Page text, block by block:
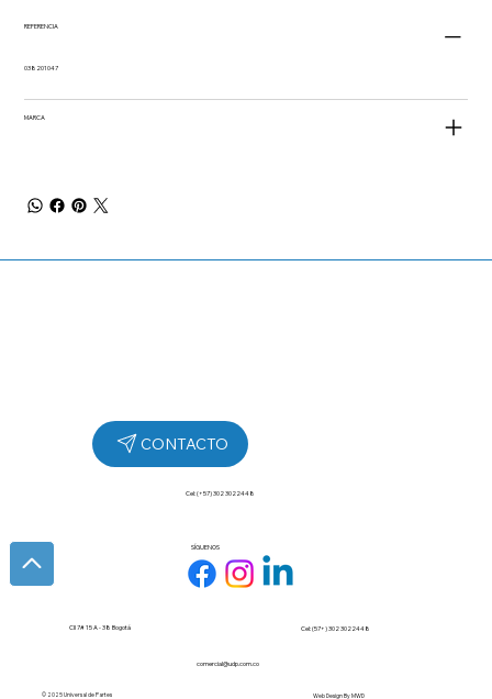
REFERENCIA
038201047
MARCA
SÍGUENOS
Cel: (+57) 302 3022448
Cll 7# 15 A - 38 Bogotá Cel: (57+) 302 3022448
© 2025 Universal de Partes Web Design ByMWD
comercial@udp.com.co